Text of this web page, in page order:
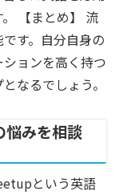
【まとめ】 流
す。自分自身の
ョンを高く持つ
なるでしょう。
みを相談
という英語